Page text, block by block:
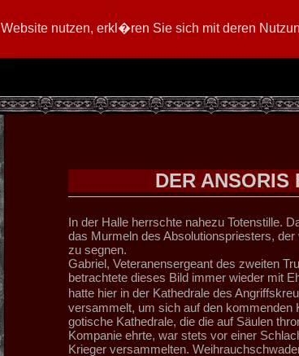
nutzen, erkl�ren Sie sich mit deren
DER ANSORIS
In der Halle herrschte nahezu Totenstille.
das Murmeln des Absolutionspriesters,
zu segnen.
Gabriel, Veteranensergeant des zweiten
betrachtete dieses Bild immer wieder mit
hatte hier in der Kathedrale des
versammelt, um sich auf den kommenden
gotische Kathedrale, die die auf Säulen
Kompanie ehrte, war stets vor einer
Krieger versammelten.